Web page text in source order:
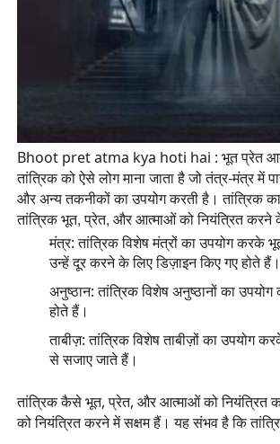
Bhoot pret atma kya hoti hai : भूत प्रेत
तांत्रिकको ऐसे लोग माना जाता है जो तंत्र-मंत्र में
और अन्य तकनीकों का उपयोग करती है। तांत्रिक
तांत्रिक भूत,प्रेत, और आत्माओं को नियंत्रित करने
मंत्र: तांत्रिक विशेष मंत्रों का उपयोग
उन्हें दूर करने के लिए डिज़ाइन किए गए होते हैं।
अनुष्ठान: तांत्रिक विशेष अनुष्ठानों का
होते हैं।
ताबीज़: तांत्रिक विशेष ताबीज़ों का
से सजाए जाते हैं।
तांत्रिक कैसे भूत, प्रेत, और आत्माओं को नियंत्रित
को नियंत्रित करने में सक्षम हैं। यह संभव है कि